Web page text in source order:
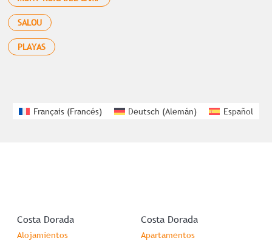
SALOU
PLAYAS
Français (Francés) Deutsch (Alemán) Español
Costa Dorada
Alojamientos
Costa Dorada
Apartamentos